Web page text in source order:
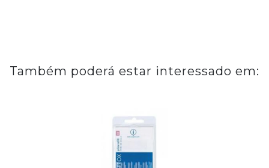
Também poderá estar interessado em: